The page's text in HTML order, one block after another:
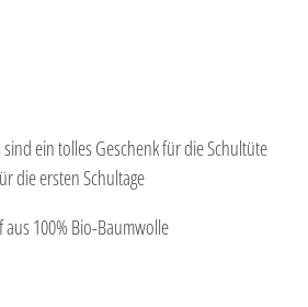
ein tolles Geschenk für die Schultüte
die ersten Schultage
100% Bio-Baumwolle